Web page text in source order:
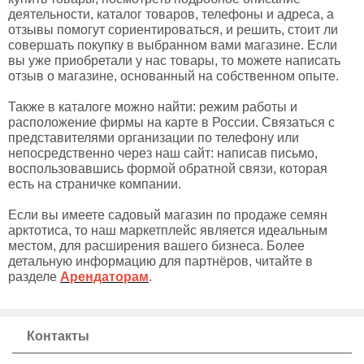
деятельности, каталог товаров, телефоны и адреса, а
отзывы помогут сориентироваться, и решить, стоит ли
совершать покупку в выбранном вами магазине. Если
вы уже приобретали у нас товары, то можете написать
отзыв о магазине, основанный на собственном опыте.
Также в каталоге можно найти: режим работы и
расположение фирмы на карте в России. Связаться с
представителями организации по телефону или
непосредственно через наш сайт: написав письмо,
воспользовавшись формой обратной связи, которая
есть на страничке компании.
Если вы имеете садовый магазин по продаже семян
арктотиса, то наш маркетплейс является идеальным
местом, для расширения вашего бизнеса. Более
детальную информацию для партнёров, читайте в
разделе Арендаторам.
Контакты